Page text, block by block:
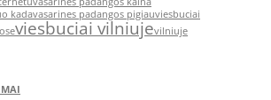
kadavasarines padangos pigiauviesbuciai
viesbuciai vilniujevilniuje